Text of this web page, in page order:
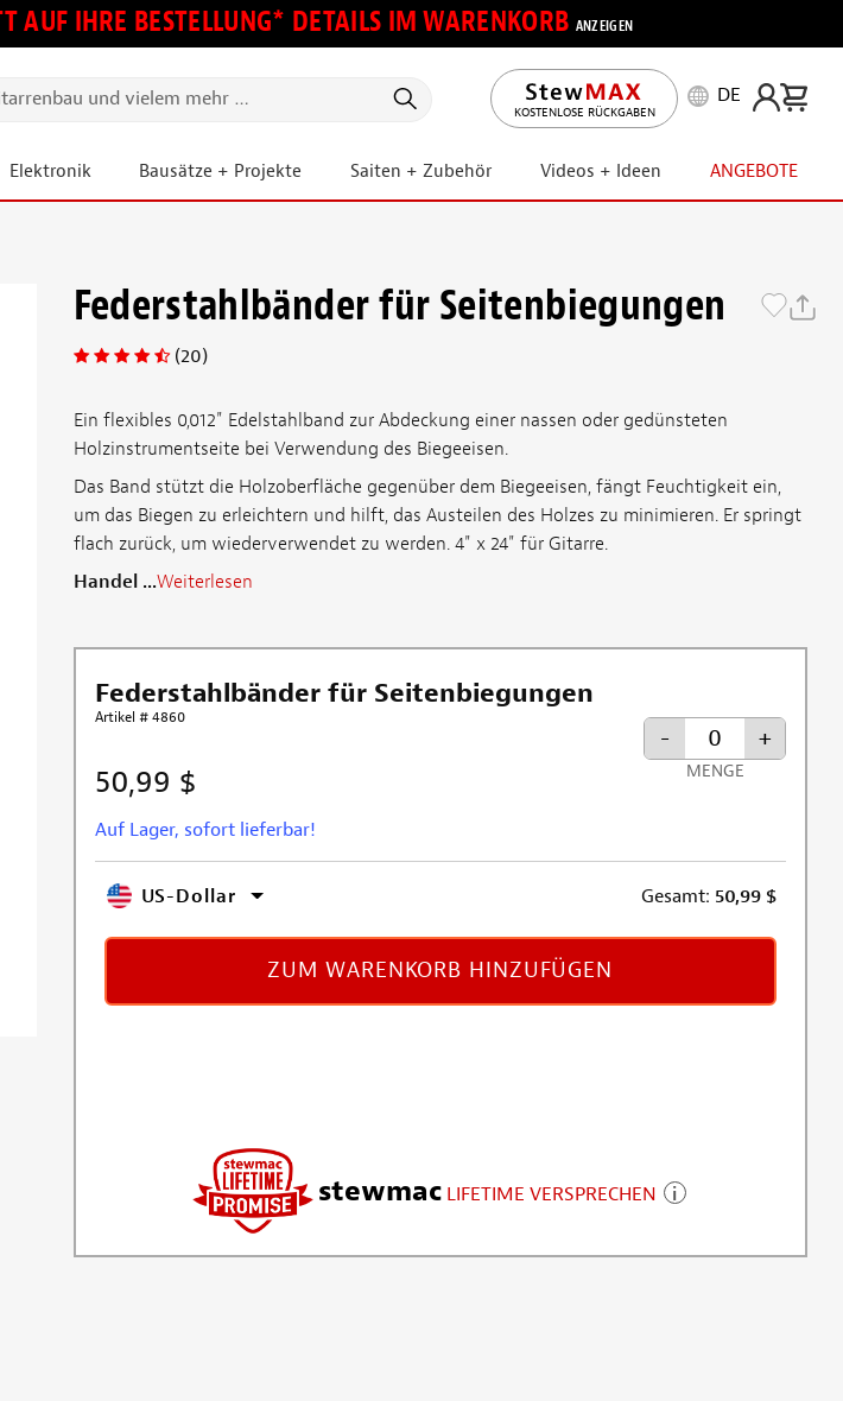
AUF IHRE BESTELLUNG* DETAILS IM WARENKORB ANZEIGEN
KOSTENLOSE RÜCKGABEN
DE
Elektronik Bausätze + Projekte Saiten + Zubehör Videos + Ideen ANGEBOTE
Federstahlbänder für Seitenbiegungen
(20)
Ein flexibles 0,012" Edelstahlband zur Abdeckung einer nassen oder gedünsteten
Holzinstrumentseite bei Verwendung des Biegeeisen.
Das Band stützt die Holzoberfläche gegenüber dem Biegeeisen, fängt Feuchtigkeit ein,
um das Biegen zu erleichtern und hilft, das Austeilen des Holzes zu minimieren. Er springt
flach zurück, um wiederverwendet zu werden. 4" x 24" für Gitarre.
Handel ...Weiterlesen
Federstahlbänder für Seitenbiegungen
Artikel # 4860
50,99 $
Auf Lager, sofort lieferbar!
- +
MENGE
US-Dollar Gesamt: 50,99 $
ZUM WARENKORB HINZUFÜGEN
stewmac LIFETIME VERSPRECHEN